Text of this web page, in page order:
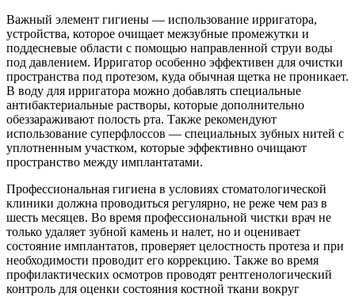
Важный элемент гигиены — использование ирригатора,
устройства, которое очищает межзубные промежутки и
поддесневые области с помощью направленной струи воды
под давлением. Ирригатор особенно эффективен для очистки
пространства под протезом, куда обычная щетка не проникает.
В воду для ирригатора можно добавлять специальные
антибактериальные растворы, которые дополнительно
обеззараживают полость рта. Также рекомендуют
использование суперфлоссов — специальных зубных нитей с
уплотненным участком, которые эффективно очищают
пространство между имплантатами.
Профессиональная гигиена в условиях стоматологической
клиники должна проводиться регулярно, не реже чем раз в
шесть месяцев. Во время профессиональной чистки врач не
только удаляет зубной камень и налет, но и оценивает
состояние имплантатов, проверяет целостность протеза и при
необходимости проводит его коррекцию. Также во время
профилактических осмотров проводят рентгенологический
контроль для оценки состояния костной ткани вокруг